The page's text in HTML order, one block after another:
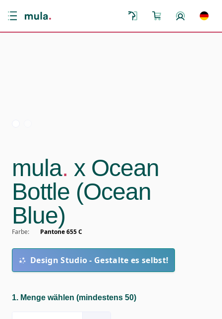
mula. x Ocean
Bottle (Ocean
Blue)
Farbe: Pantone 655 C
Design Studio - Gestalte es selbst!
1. Menge wählen (mindestens 50)